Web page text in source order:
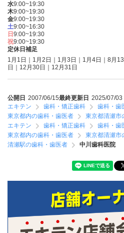
水9:00~19:30
木9:00~19:30
金9:00~19:30
土9:00~16:30
日 9:00~19:30
祝9:00~19:30
定休日補足
1月1日｜1月2日｜1月3日｜1月4日｜8月
日｜12月30日｜12月31日
公開日 2007/06/15最終更新日 2025/07/03
エキテン
歯科・矯正歯科
歯科・歯
東京都内の歯科・歯医者
東京都清瀬市
エキテン
歯科・矯正歯科
歯科・歯
東京都内の歯科・歯医者
東京都清瀬市
清瀬駅の歯科・歯医者
中川歯科医院